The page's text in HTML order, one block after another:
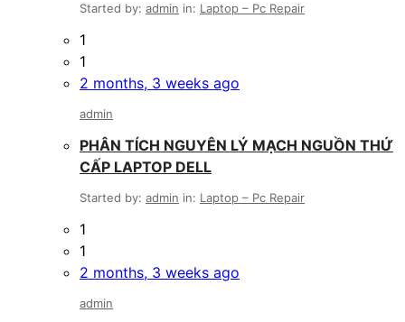
Started by: admin in: Laptop – Pc Repair
1
1
2 months, 3 weeks ago
admin
PHÂN TÍCH NGUYÊN LÝ MẠCH NGUỒN THỨ
CẤP LAPTOP DELL
Started by: admin in: Laptop – Pc Repair
1
1
2 months, 3 weeks ago
admin